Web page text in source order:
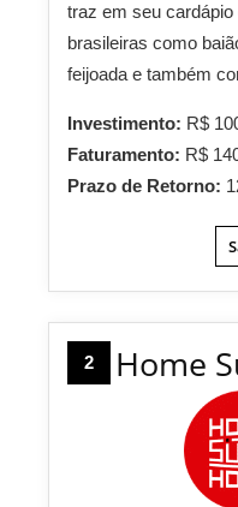
traz em seu
brasileiras como
feijoada e também
Investimento: R$
Faturamento: R$
Prazo de Retorno:
2 Home